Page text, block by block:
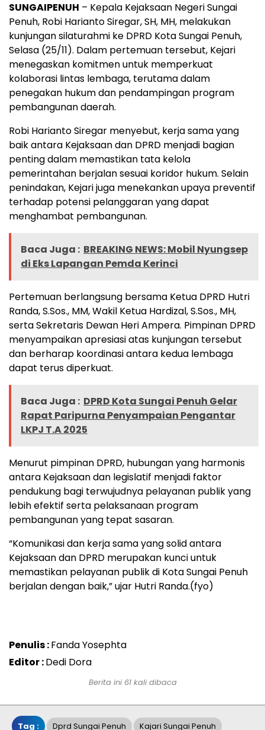
SUNGAIPENUH – Kepala Kejaksaan Negeri Sungai
Penuh, Robi Harianto Siregar, SH, MH, melakukan
kunjungan silaturahmi ke DPRD Kota Sungai Penuh,
Selasa (25/11). Dalam pertemuan tersebut, Kejari
menegaskan komitmen untuk memperkuat
kolaborasi lintas lembaga, terutama dalam
penegakan hukum dan pendampingan program
pembangunan daerah.
Robi Harianto Siregar menyebut, kerja sama yang
baik antara Kejaksaan dan DPRD menjadi bagian
penting dalam memastikan tata kelola
pemerintahan berjalan sesuai koridor hukum. Selain
penindakan, Kejari juga menekankan upaya preventif
terhadap potensi pelanggaran yang dapat
menghambat pembangunan.
Baca Juga : BREAKING NEWS: Mobil Nyungsep
di Eks Lapangan Pemda Kerinci
Pertemuan berlangsung bersama Ketua DPRD Hutri
Randa, S.Sos., MM, Wakil Ketua Hardizal, S.Sos., MH,
serta Sekretaris Dewan Heri Ampera. Pimpinan DPRD
menyampaikan apresiasi atas kunjungan tersebut
dan berharap koordinasi antara kedua lembaga
dapat terus diperkuat.
Baca Juga : DPRD Kota Sungai Penuh Gelar
Rapat Paripurna Penyampaian Pengantar
LKPJ T.A 2025
Menurut pimpinan DPRD, hubungan yang harmonis
antara Kejaksaan dan legislatif menjadi faktor
pendukung bagi terwujudnya pelayanan publik yang
lebih efektif serta pelaksanaan program
pembangunan yang tepat sasaran.
“Komunikasi dan kerja sama yang solid antara
Kejaksaan dan DPRD merupakan kunci untuk
memastikan pelayanan publik di Kota Sungai Penuh
berjalan dengan baik,” ujar Hutri Randa.(fyo)
Penulis :Fanda Yosephta
Editor :Dedi Dora
Berita ini 61 kali dibaca
Tag : Dprd Sungai Penuh Kajari Sungai Penuh